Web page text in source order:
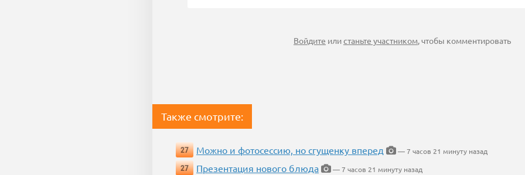
Войдите илистаньте участником, чтобы комментировать
Также смотрите:
27 Можно и фотосессию, но сгущенку вперед
— 7 часов 21 минуту назад
27
Презентация нового блюда
— 7 часов 21 минуту назад